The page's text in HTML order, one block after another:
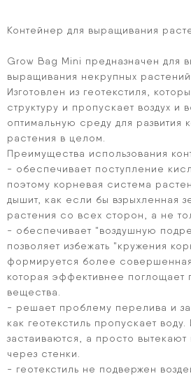
Контейнер для выращивания
Grow Bag Mini предназначен для
выращивания некрупных
Изготовлен из геотекстиля,
структуру и пропускает воздух и
оптимальную среду для развития
растения в целом.
Преимущества использования
- обеспечивает поступление
поэтому корневая система
дышит, как если бы взрыхленная
растения со всех сторон, а не
- обеспечивает "воздушную
позволяет избежать "кружения
формируется более
которая эффективнее поглощает
вещества.
- решает проблему перелива и
как геотекстиль пропускает
застаиваются, а просто
через стенки.
- геотекстиль не подвержен